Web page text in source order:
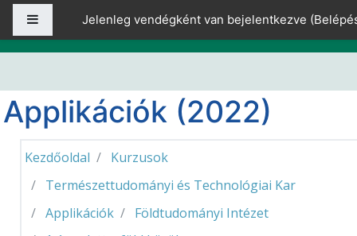
Tovább a fő tartalomhoz
OldalpanelJelenleg vendégként van bejelentkezve (
Applikációk (2022)
Kezdőoldal
Kurzusok
Természettudományi és Technológiai Kar
Applikációk
Földtudományi Intézet